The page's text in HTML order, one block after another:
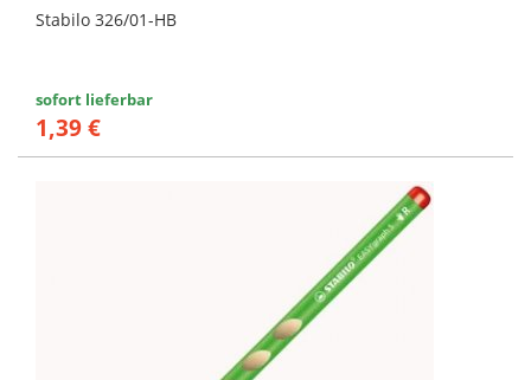
Stabilo 326/01-HB
sofort lieferbar
1,39 €